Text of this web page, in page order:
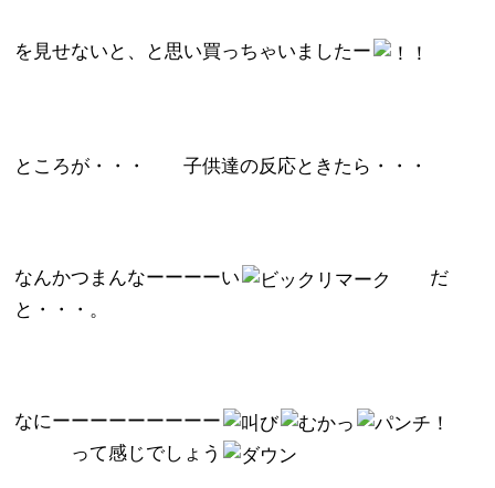
を見せないと、と思い買っちゃいましたー
ところが・・・ 子供達の反応ときたら・・・
なんかつまんなーーーーい
だ
と・・・。
なにーーーーーーーーー
って感じでしょう